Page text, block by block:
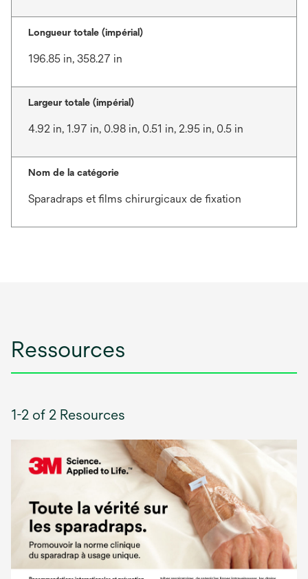
Longueur totale (impérial)
196.85 in, 358.27 in
Largeur totale (impérial)
4.92 in, 1.97 in, 0.98 in, 0.51 in, 2.95 in, 0.5 in
Nom de la catégorie
Sparadraps et films chirurgicaux de fixation
Ressources
1-2 of 2 Resources